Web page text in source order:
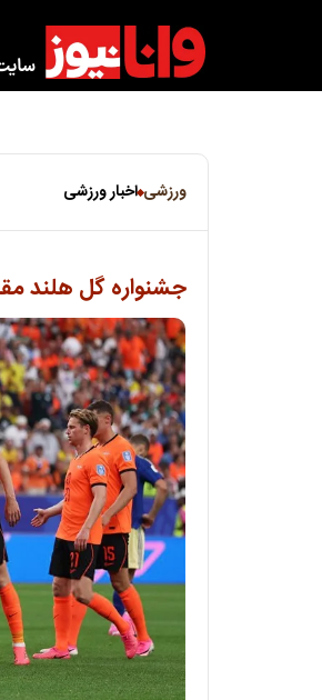
ورزشی اخبار ورزشی
جشنواره گل هلند